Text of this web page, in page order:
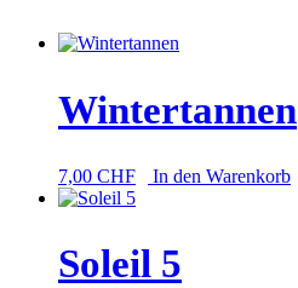
Wintertannen
7,00 CHF In den Warenkorb
Soleil 5